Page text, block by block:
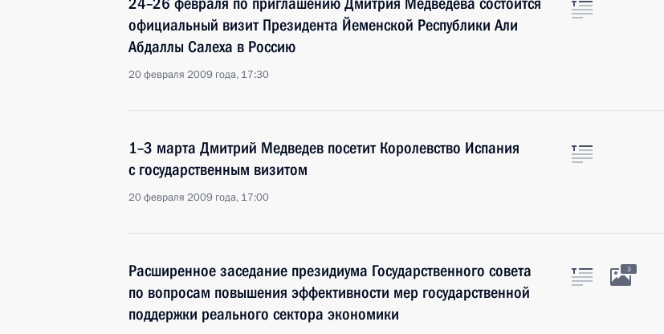
официальный визит Президента Йеменской Республики Али
Абдаллы Салеха в Россию
20 февраля 2009 года, 17:30
1–3 марта Дмитрий Медведев посетит Королевство Испания
с государственным визитом
20 февраля 2009 года, 17:00
Расширенное заседание президиума Государственного совета
по вопросам повышения эффективности мер государственной
поддержки реального сектора экономики
3